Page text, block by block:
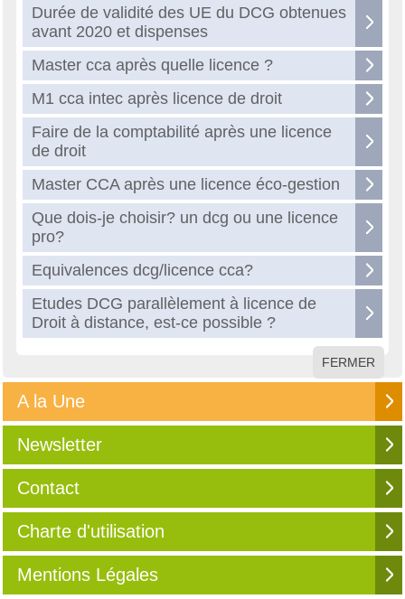
Durée de validité des UE du DCG obtenues
avant 2020 et dispenses
Master cca après quelle licence ?
M1 cca intec après licence de droit
Faire de la comptabilité après une licence
de droit
Master CCA après une licence éco-gestion
Que dois-je choisir? un dcg ou une licence
pro?
Equivalences dcg/licence cca?
Etudes DCG parallèlement à licence de
Droit à distance, est-ce possible ?
FERMER
A la Une
Newsletter
Contact
Charte d'utilisation
Mentions Légales